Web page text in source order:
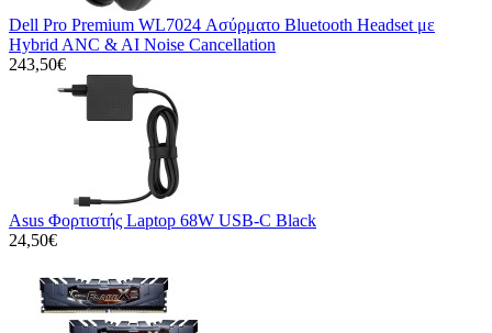
Dell Pro Premium WL7024 Ασύρματο Bluetooth Headset με
Hybrid ANC & AI Noise Cancellation
243,50€
Asus Φορτιστής Laptop 68W USB-C Black
24,50€